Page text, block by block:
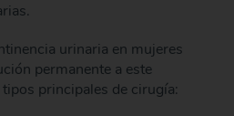
urinaria en mujeres
permanente a este
principales de cirugía: